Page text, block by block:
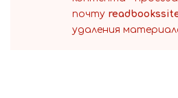
почту
удаления